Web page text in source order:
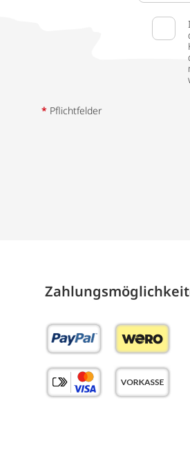
* Pflichtfelder